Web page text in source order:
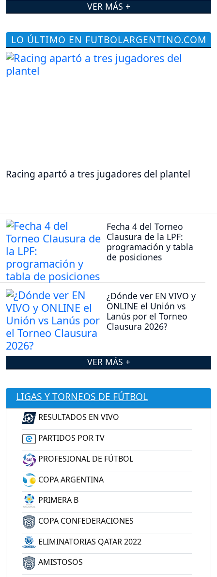
VER MÁS +
LO ÚLTIMO EN FUTBOLARGENTINO.COM
Racing apartó a tres jugadores del plantel
Fecha 4 del Torneo
Clausura de la LPF:
programación y tabla
de posiciones
¿Dónde ver EN VIVO y
ONLINE el Unión vs
Lanús por el Torneo
Clausura 2026?
VER MÁS +
LIGAS Y TORNEOS DE FÚTBOL
RESULTADOS EN VIVO
PARTIDOS POR TV
PROFESIONAL DE FÚTBOL
COPA ARGENTINA
PRIMERA B
COPA CONFEDERACIONES
ELIMINATORIAS QATAR 2022
AMISTOSOS